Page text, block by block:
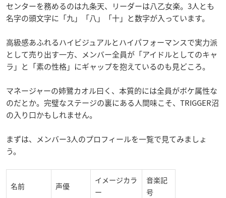
センターを務めるのは九条天、リーダーは八乙女楽。3人とも
名字の頭文字に「九」「八」「十」と数字が入っています。
高級感あふれるハイビジュアルとハイパフォーマンスで実力派
として売り出す一方、メンバー全員が「アイドルとしてのキャ
ラ」と「素の性格」にギャップを抱えているのも見どころ。
マネージャーの姉鷺カオル曰く、本質的には全員がボケ属性な
のだとか。完璧なステージの裏にある人間味こそ、TRIGGER沼
の入り口かもしれません。
まずは、メンバー3人のプロフィールを一覧で見てみましょ
う。
名前 声優
イメージカラ
ー
音楽記
号